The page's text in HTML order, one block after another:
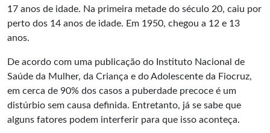
17 anos de idade. Na primeira metade do século 20, caiu por
perto dos 14 anos de idade. Em 1950, chegou a 12 e 13
anos.
De acordo com uma publicação do Instituto Nacional de
Saúde da Mulher, da Criança e do Adolescente da Fiocruz,
em cerca de 90% dos casos a puberdade precoce é um
distúrbio sem causa definida. Entretanto, já se sabe que
alguns fatores podem interferir para que isso aconteça.